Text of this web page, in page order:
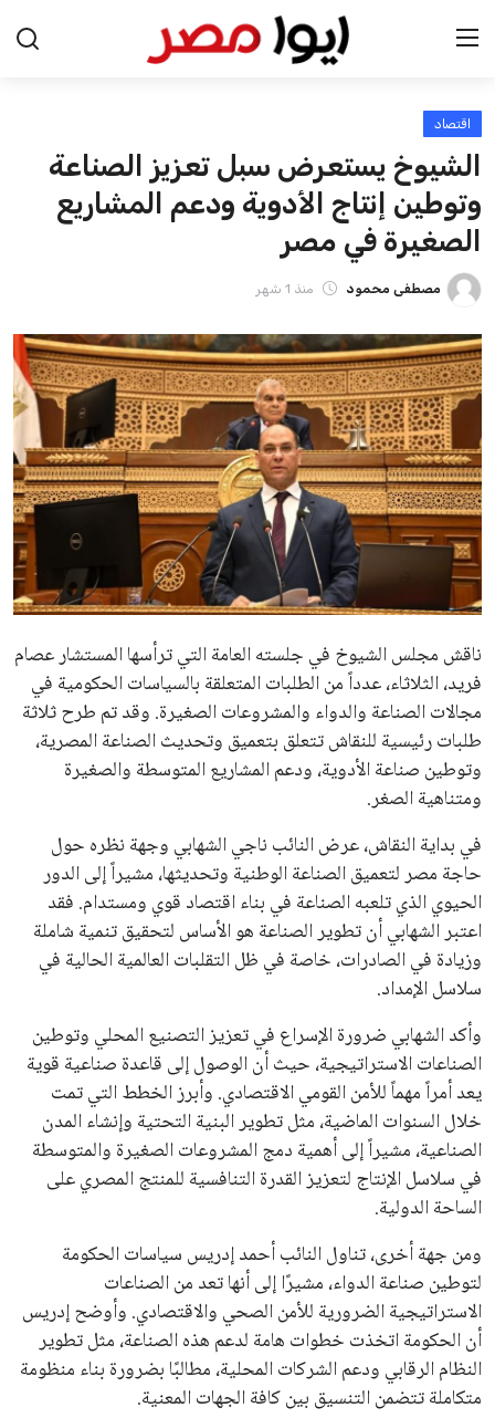
الرئيسية
اخبار مصر
عرب وعالم
اقتصاد
اخبار الرياضة
منوعات
فن وثقافة
علوم وتكنولوجيا
المرأة والجمال
محافظات
اقتصاد
الشيوخ يستعرض سبل تعزيز الصناعة
وتوطين إنتاج الأدوية ودعم المشاريع
الصغيرة في مصر
مصطفى محمود منذ 1 شهر
ناقش مجلس الشيوخ في جلسته العامة التي ترأسها المستشار عصام
فريد، الثلاثاء، عدداً من الطلبات المتعلقة بالسياسات الحكومية في
مجالات الصناعة والدواء والمشروعات الصغيرة. وقد تم طرح ثلاثة
طلبات رئيسية للنقاش تتعلق بتعميق وتحديث الصناعة المصرية،
وتوطين صناعة الأدوية، ودعم المشاريع المتوسطة والصغيرة
ومتناهية الصغر.
في بداية النقاش، عرض النائب ناجي الشهابي وجهة نظره حول
حاجة مصر لتعميق الصناعة الوطنية وتحديثها، مشيراً إلى الدور
الحيوي الذي تلعبه الصناعة في بناء اقتصاد قوي ومستدام. فقد
اعتبر الشهابي أن تطوير الصناعة هو الأساس لتحقيق تنمية شاملة
وزيادة في الصادرات، خاصة في ظل التقلبات العالمية الحالية في
سلاسل الإمداد.
وأكد الشهابي ضرورة الإسراع في تعزيز التصنيع المحلي وتوطين
الصناعات الاستراتيجية، حيث أن الوصول إلى قاعدة صناعية قوية
يعد أمراً مهماً للأمن القومي الاقتصادي. وأبرز الخطط التي تمت
خلال السنوات الماضية، مثل تطوير البنية التحتية وإنشاء المدن
الصناعية، مشيراً إلى أهمية دمج المشروعات الصغيرة والمتوسطة
في سلاسل الإنتاج لتعزيز القدرة التنافسية للمنتج المصري على
الساحة الدولية.
ومن جهة أخرى، تناول النائب أحمد إدريس سياسات الحكومة
لتوطين صناعة الدواء، مشيرًا إلى أنها تعد من الصناعات
الاستراتيجية الضرورية للأمن الصحي والاقتصادي. وأوضح إدريس
أن الحكومة اتخذت خطوات هامة لدعم هذه الصناعة، مثل تطوير
النظام الرقابي ودعم الشركات المحلية، مطالبًا بضرورة بناء منظومة
متكاملة تتضمن التنسيق بين كافة الجهات المعنية.